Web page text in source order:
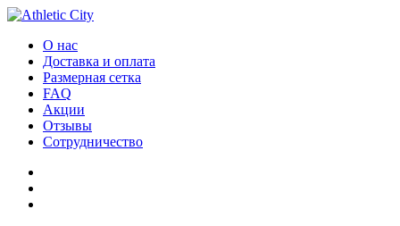
О нас
Доставка и оплата
Размерная сетка
FAQ
Акции
Отзывы
Сотрудничество